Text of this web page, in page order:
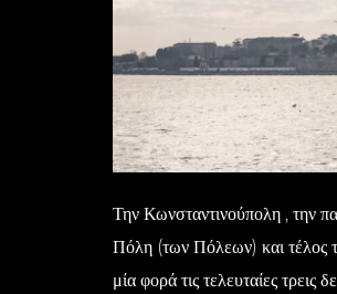
Την Κωνσταντινούπολη , την
Πόλη (των Πόλεων) και τέλος
μία φορά τις τελευταίες